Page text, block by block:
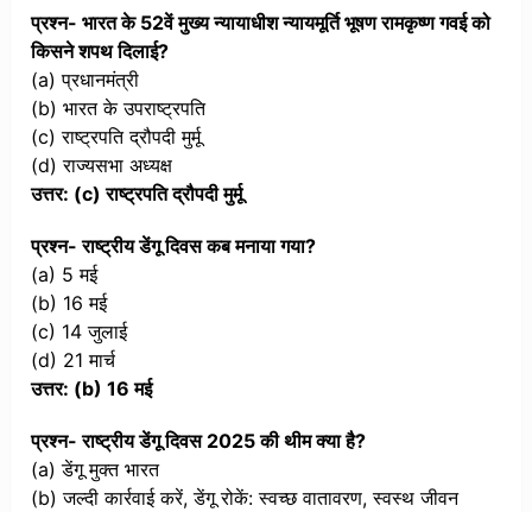
प्रश्न- भारत के 52वें मुख्य न्यायाधीश न्यायमूर्ति भूषण रामकृष्ण गवई को
किसने शपथ दिलाई?
(a) प्रधानमंत्री
(b) भारत के उपराष्ट्रपति
(c) राष्ट्रपति द्रौपदी मुर्मू
(d) राज्यसभा अध्यक्ष
उत्तर: (c) राष्ट्रपति द्रौपदी मुर्मू
प्रश्न- राष्ट्रीय डेंगू दिवस कब मनाया गया?
(a) 5 मई
(b) 16 मई
(c) 14 जुलाई
(d) 21 मार्च
उत्तर: (b) 16 मई
प्रश्न- राष्ट्रीय डेंगू दिवस 2025 की थीम क्या है?
(a) डेंगू मुक्त भारत
(b) जल्दी कार्रवाई करें, डेंगू रोकें: स्वच्छ वातावरण, स्वस्थ जीवन